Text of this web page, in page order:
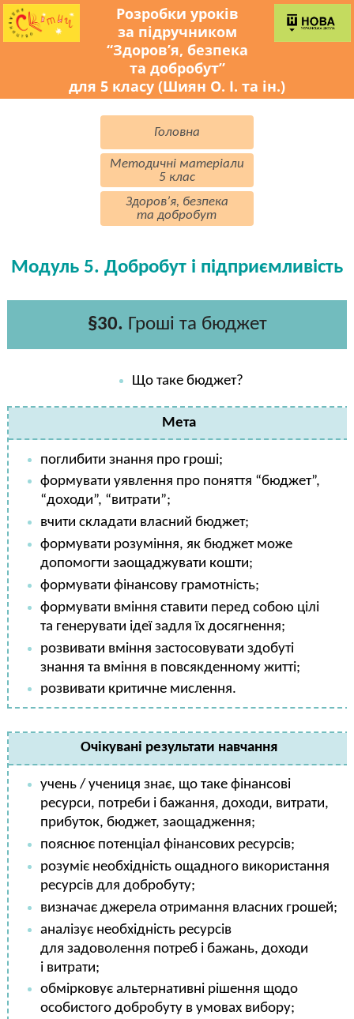
Розробки уроків
за підручником
“Здоров’я, безпека
та добробут”
для 5 класу (Шиян О. І. та ін.)
Головна
Методичні матеріали
5 клас
Здоров’я, безпека
та добробут
Модуль 5. Добробут і підприємливість
§30. Гроші та бюджет
Що таке бюджет?
Мета
поглибити знання про гроші;
формувати уявлення про поняття “бюджет”,
“доходи”, “витрати”;
вчити складати власний бюджет;
формувати розуміння, як бюджет може
допомогти заощаджувати кошти;
формувати фінансову грамотність;
формувати вміння ставити перед собою цілі
та генерувати ідеї задля їх досягнення;
розвивати вміння застосовувати здобуті
знання та вміння в повсякденному житті;
розвивати критичне мислення.
Очікувані результати навчання
учень / учениця знає, що таке фінансові
ресурси, потреби і бажання, доходи, витрати,
прибуток, бюджет, заощадження;
пояснює потенціал фінансових ресурсів;
розуміє необхідність ощадного використання
ресурсів для добробуту;
визначає джерела отримання власних грошей;
аналізує необхідність ресурсів
для задоволення потреб і бажань, доходи
і витрати;
обмірковує альтернативні рішення щодо
особистого добробуту в умовах вибору;